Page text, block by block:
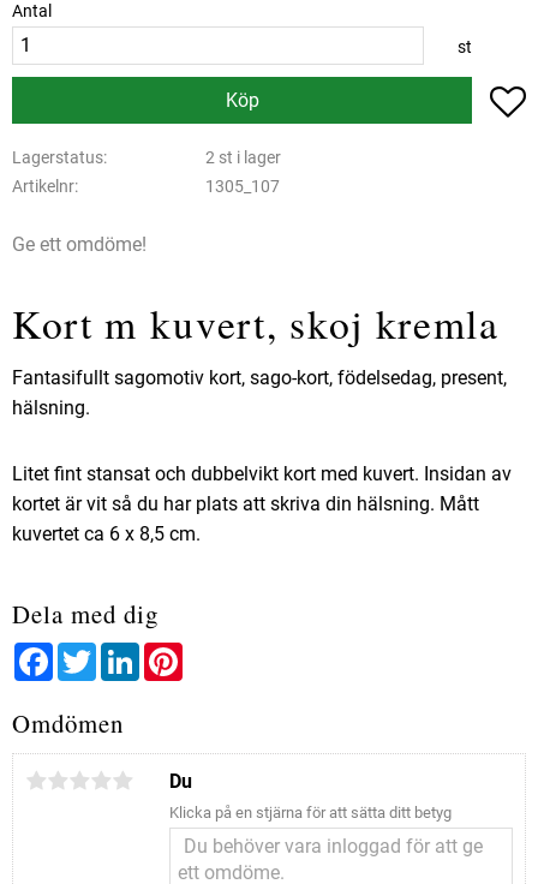
Antal
st
Köp
Lagerstatus
2 st i lager
Artikelnr
1305_107
Ge ett omdöme!
Kort m kuvert, skoj kremla
Fantasifullt sagomotiv kort, sago-kort, födelsedag, present,
hälsning.
Litet fint stansat och dubbelvikt kort med kuvert. Insidan av
kortet är vit så du har plats att skriva din hälsning. Mått
kuvertet ca 6 x 8,5 cm.
Dela med dig
FacebookTwitterLinkedIn
Omdömen
Du
Klicka på en stjärna för att sätta ditt betyg